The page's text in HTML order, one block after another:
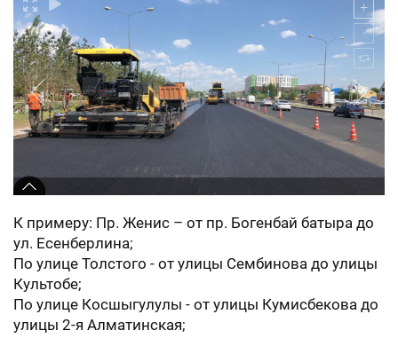
К примеру: Пр. Женис – от пр. Богенбай батыра до
ул. Есенберлина;
По улице Толстого - от улицы Сембинова до улицы
Культобе;
По улице Косшыгулулы - от улицы Кумисбекова до
улицы 2-я Алматинская;